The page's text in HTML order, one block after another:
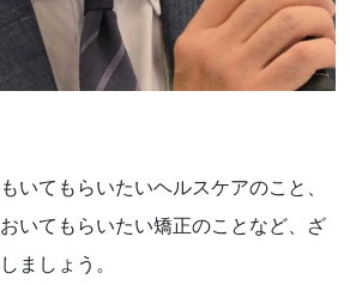
いてもらいたいヘルスケアのこと、
いてもらいたい矯正のことなど、ざ
ましょう。